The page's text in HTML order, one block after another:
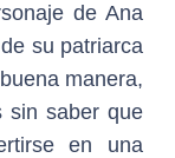
de Ana
su patriarca
manera,
sin saber que
en una